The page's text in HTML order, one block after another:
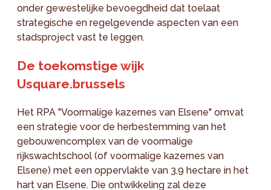
onder gewestelijke bevoegdheid dat toelaat
strategische en regelgevende aspecten van een
stadsproject vast te leggen.
De toekomstige wijk
Usquare.brussels
Het RPA "Voormalige kazernes van Elsene" omvat
een strategie voor de herbestemming van het
gebouwencomplex van de voormalige
rijkswachtschool (of voormalige kazernes van
Elsene) met een oppervlakte van 3,9 hectare in het
hart van Elsene. Die ontwikkeling zal deze